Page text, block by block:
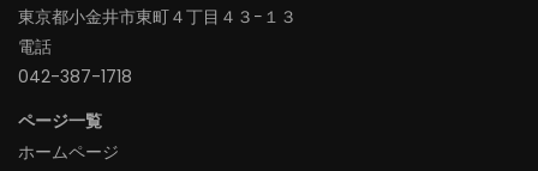
東京都小金井市東町４丁目４３−１３
電話
042-387-1718‬
ページ一覧
ホームページ